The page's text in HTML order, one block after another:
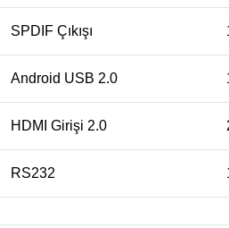
SPDIF Çıkışı
Android USB 2.0
HDMI Girişi 2.0
RS232